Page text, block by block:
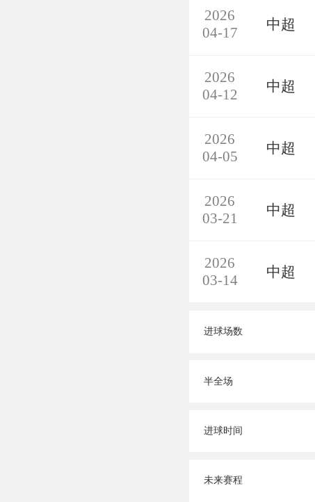
2026
04-17
中超
2026
04-12
中超
2026
04-05
中超
2026
03-21
中超
2026
03-14
中超
进球场数
半全场
进球时间
未来赛程